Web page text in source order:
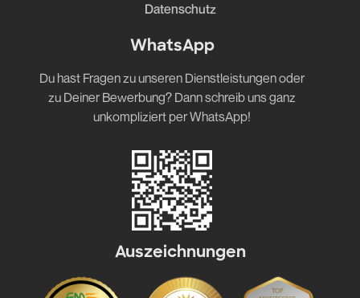
Datenschutz
WhatsApp
Du hast Fragen zu unseren Dienstleistungen oder
zu Deiner Bewerbung? Dann schreib uns ganz
unkompliziert per WhatsApp!
Auszeichnungen